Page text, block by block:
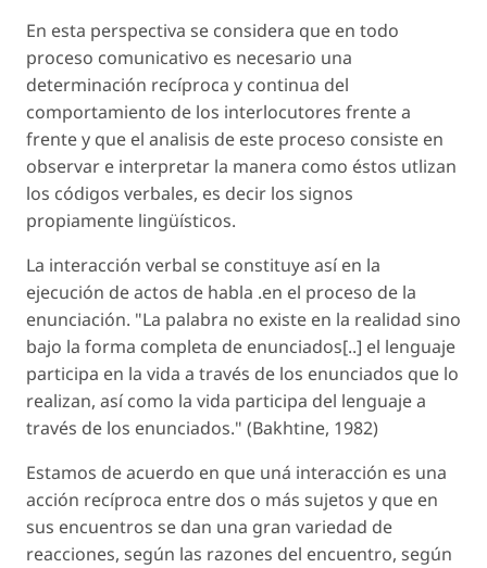
En esta perspectiva se considera que en todo
proceso comunicativo es necesario una
determinación recíproca y continua del
comportamiento de los interlocutores frente a
frente y que el analisis de este proceso consiste en
observar e interpretar la manera como éstos utlizan
los códigos verbales, es decir los signos
propiamente lingüísticos.
La interacción verbal se constituye así en la
ejecución de actos de habla .en el proceso de la
enunciación. "La palabra no existe en la realidad sino
bajo la forma completa de enunciados[..] el lenguaje
participa en la vida a través de los enunciados que lo
realizan, así como la vida participa del lenguaje a
través de los enunciados." (Bakhtine, 1982)
Estamos de acuerdo en que uná interacción es una
acción recíproca entre dos o más sujetos y que en
sus encuentros se dan una gran variedad de
reacciones, según las razones del encuentro, según